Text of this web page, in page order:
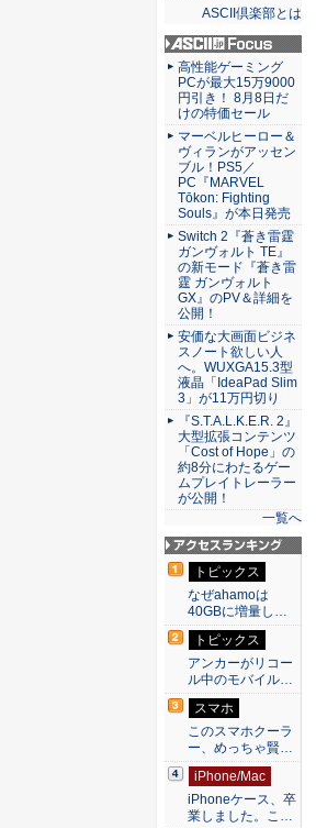
ASCII倶楽部とは
ASCII.jp Focus
高性能ゲーミング
PCが最大15万9000
円引き！ 8月8日だ
けの特価セール
マーベルヒーロー＆
ヴィランがアッセン
ブル！PS5／
PC『MARVEL
Tōkon: Fighting
Souls』が本日発売
Switch 2『蒼き雷霆
ガンヴォルト TE』
の新モード『蒼き雷
霆 ガンヴォルト
GX』のPV＆詳細を
公開！
安価な大画面ビジネ
スノート欲しい人
へ。WUXGA15.3型
液晶「IdeaPad Slim
3」が11万円切り
『S.T.A.L.K.E.R. 2』
大型拡張コンテンツ
「Cost of Hope」の
約8分にわたるゲー
ムプレイトレーラー
が公開！
一覧へ
アクセスランキン
グ
トピックス
なぜahamoは
40GBに増量し…
トピックス
アンカーがリコー
ル中のモバイル…
スマホ
このスマホクーラ
ー、めっちゃ賢…
iPhone/Mac
iPhoneケース、卒
業しました。こ…